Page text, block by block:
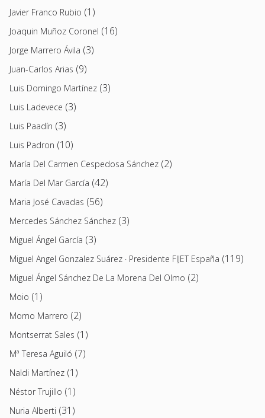
Javier Franco Rubio (1)
Joaquin Muñoz Coronel (16)
Jorge Marrero Ávila (3)
Juan-Carlos Arias (9)
Luis Domingo Martínez (3)
Luis Ladevece (3)
Luis Paadín (3)
Luis Padron (10)
María Del Carmen Cespedosa Sánchez (2)
María Del Mar García (42)
Maria José Cavadas (56)
Mercedes Sánchez Sánchez (3)
Miguel Ángel García (3)
Miguel Angel Gonzalez Suárez · Presidente FIJET España (119)
Miguel Ángel Sánchez De La Morena Del Olmo (2)
Moio (1)
Momo Marrero (2)
Montserrat Sales (1)
Mª Teresa Aguiló (7)
Naldi Martínez (1)
Néstor Trujillo (1)
Nuria Alberti (31)